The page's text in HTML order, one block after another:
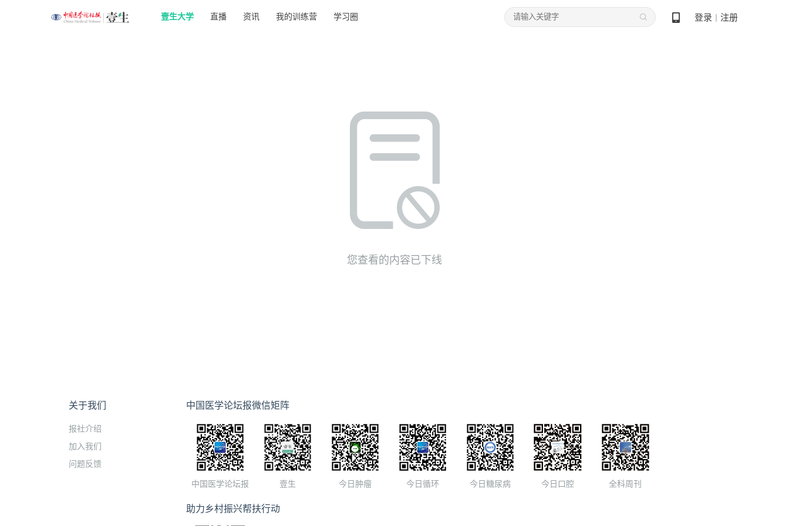
壹生大学 直播 资讯 我的训练营 学习圈 登录 注册
您查看的内容已下线
关于我们
报社介绍
加入我们
问题反馈
中国医学论坛报微信矩阵
中国医学论坛报 壹生 今日肿瘤 今日循环 今日糖尿病 今日口腔 全科周刊
助力乡村振兴帮扶行动